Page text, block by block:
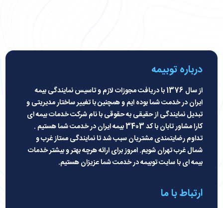
درباره توبیمه
از سال 1376 با دریافت مجوزات لازم و تاسیس نمایندگی بیمه
ایران در خدمت شما بوده ایم و همچنین با تغییر ساختار مدیریتی و
تبدیل نمایندگی از حقیقی به حقوقی با نام شرکت خدمات بیمه ای
کارا مشاور تابان با کد 3403 بیمه ایران در خدمت شما هستیم .
تداوم رضایتمندی مشتریان سبب شد تا نمایندگی ممتاز غرب و
شمال غرب تهران شویم. امروز برای ارائه هرچه بهتر و بیشتر خدمات
بیمه ای با سایت توبیمه در خدمت شما عزیزان هستیم.
ارتباط با ما